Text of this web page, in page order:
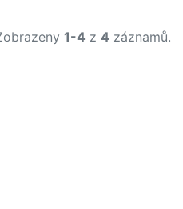
1-4 z 4 záznamů.